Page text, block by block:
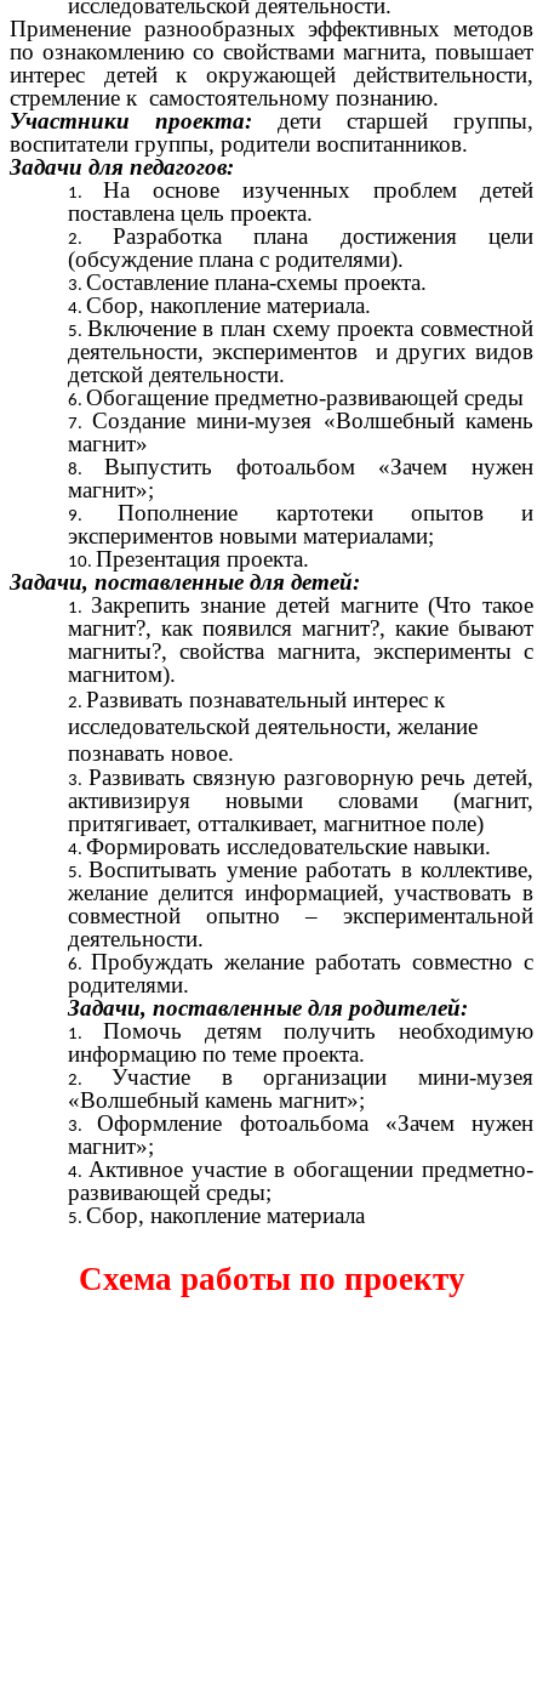
исследовательской деятельности.
Применение разнообразных эффективных методов
по ознакомлению со свойствами магнита, повышает
интерес детей к окружающей действительности,
стремление к самостоятельному познанию.
Участники проекта: дети старшей группы,
воспитатели группы, родители воспитанников.
Задачи для педагогов:
На основе изученных проблем детей
поставлена цель проекта.
Разработка плана достижения цели
(обсуждение плана с родителями).
Составление плана-схемы проекта.
Сбор, накопление материала.
Включение в план схему проекта совместной
деятельности, экспериментов и других видов
детской деятельности.
Обогащение предметно-развивающей среды
Создание мини-музея «Волшебный камень
магнит»
Выпустить фотоальбом «Зачем нужен
магнит»;
Пополнение картотеки опытов и
экспериментов новыми материалами;
Презентация проекта.
Задачи, поставленные для детей:
Закрепить знание детей магните (Что такое
магнит?, как появился магнит?, какие бывают
магниты?, свойства магнита, эксперименты с
магнитом).
Развивать познавательный интерес к
исследовательской деятельности, желание
познавать новое.
Развивать связную разговорную речь детей,
активизируя новыми словами (магнит,
притягивает, отталкивает, магнитное поле)
Формировать исследовательские навыки.
Воспитывать умение работать в коллективе,
желание делится информацией, участвовать в
совместной опытно – экспериментальной
деятельности.
Пробуждать желание работать совместно с
родителями.
Задачи, поставленные для родителей:
Помочь детям получить необходимую
информацию по теме проекта.
Участие в организации мини-музея
«Волшебный камень магнит»;
Оформление фотоальбома «Зачем нужен
магнит»;
Активное участие в обогащении предметно-
развивающей среды;
Сбор, накопление материала
Схема работы по проекту